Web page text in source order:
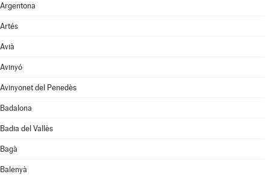
Argentona
Artés
Avià
Avinyó
Avinyonet del Penedès
Badalona
Badia del Vallès
Bagà
Balenyà